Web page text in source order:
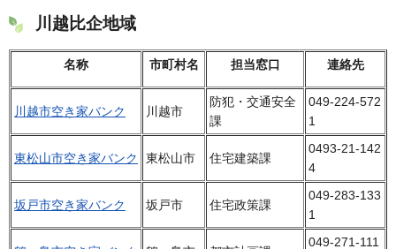
川越比企地域
名称 市町村名 担当窓口 連絡先
川越市空き家バンク 川越市
防犯・交通安全
課
049-224-572
1
東松山市空き家バンク 東松山市 住宅建築課
0493-21-142
4
坂戸市空き家バンク 坂戸市 住宅政策課
049-283-133
1
049-271-111